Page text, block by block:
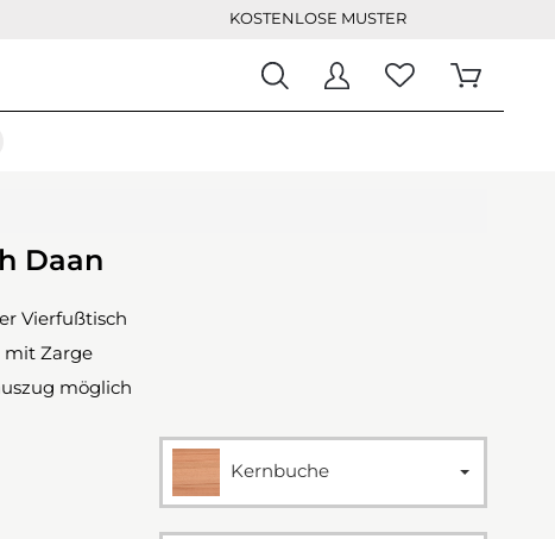
KOSTENLOSE MUSTER
Daan
Vierfußtisch
mit Zarge
möglich
Kernbuche